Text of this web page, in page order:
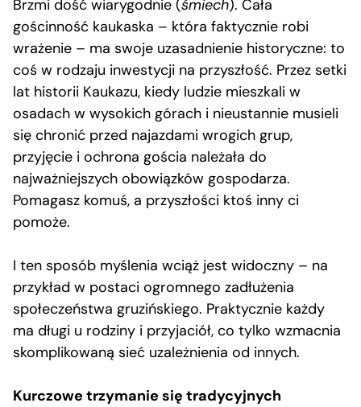
Brzmi dość wiarygodnie (śmiech). Cała
gościnność kaukaska – która faktycznie robi
wrażenie – ma swoje uzasadnienie historyczne: to
coś w rodzaju inwestycji na przyszłość. Przez setki
lat historii Kaukazu, kiedy ludzie mieszkali w
osadach w wysokich górach i nieustannie musieli
się chronić przed najazdami wrogich grup,
przyjęcie i ochrona gościa należała do
najważniejszych obowiązków gospodarza.
Pomagasz komuś, a przyszłości ktoś inny ci
pomoże.
I ten sposób myślenia wciąż jest widoczny – na
przykład w postaci ogromnego zadłużenia
społeczeństwa gruzińskiego. Praktycznie każdy
ma długi u rodziny i przyjaciół, co tylko wzmacnia
skomplikowaną sieć uzależnienia od innych.
Kurczowe trzymanie się tradycyjnych